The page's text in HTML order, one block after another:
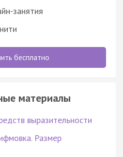
занятия
бесплатно
материалы
выразительности
Размер